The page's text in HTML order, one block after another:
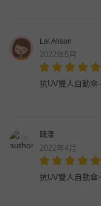
Lai Alison
2022年5月
抗UV雙人自動傘
晴漾
2022年4月
抗UV雙人自動傘